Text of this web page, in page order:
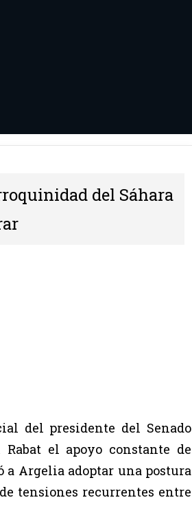
del Sáhara
del presidente del Senado
el apoyo constante de
Argelia adoptar una postura
tensiones recurrentes entre